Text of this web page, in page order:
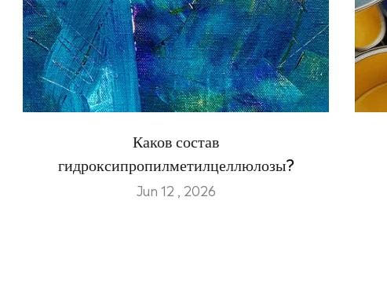
Каков состав
гидроксипропилметилцеллюлозы?
Jun 12 , 2026